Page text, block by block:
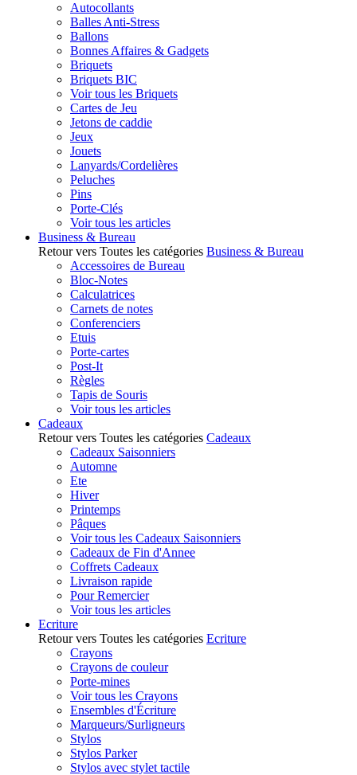
Autocollants
Balles Anti-Stress
Ballons
Bonnes Affaires & Gadgets
Briquets
Briquets BIC
Voir tous les Briquets
Cartes de Jeu
Jetons de caddie
Jeux
Jouets
Lanyards/Cordelières
Peluches
Pins
Porte-Clés
Voir tous les articles
Business & Bureau
Retour vers Toutes les catégories Business & Bureau
Accessoires de Bureau
Bloc-Notes
Calculatrices
Carnets de notes
Conferenciers
Etuis
Porte-cartes
Post-It
Règles
Tapis de Souris
Voir tous les articles
Cadeaux
Retour vers Toutes les catégories Cadeaux
Cadeaux Saisonniers
Automne
Ete
Hiver
Printemps
Pâques
Voir tous les Cadeaux Saisonniers
Cadeaux de Fin d'Annee
Coffrets Cadeaux
Livraison rapide
Pour Remercier
Voir tous les articles
Ecriture
Retour vers Toutes les catégories Ecriture
Crayons
Crayons de couleur
Porte-mines
Voir tous les Crayons
Ensembles d'Écriture
Marqueurs/Surligneurs
Stylos
Stylos Parker
Stylos avec stylet tactile